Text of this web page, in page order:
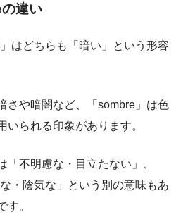
違い
はどちらも「暗い」という形容
さや暗闇など、「sombre」は色
いられる印象があります。
「不明慮な・目立たない」、
・陰気な」という別の意味もあ
す。